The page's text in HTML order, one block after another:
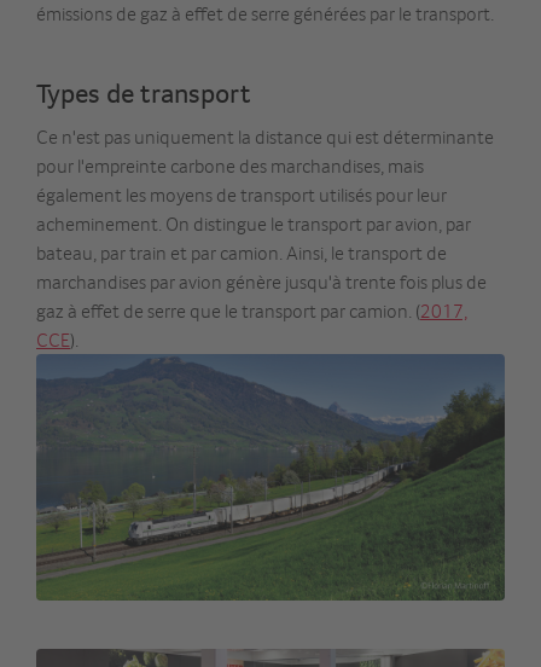
émissions de gaz à effet de serre générées par le transport.
Types de transport
Ce n'est pas uniquement la distance qui est déterminante
pour l'empreinte carbone des marchandises, mais
également les moyens de transport utilisés pour leur
acheminement. On distingue le transport par avion, par
bateau, par train et par camion. Ainsi, le transport de
marchandises par avion génère jusqu'à trente fois plus de
gaz à effet de serre que le transport par camion. (2017,
CCE).